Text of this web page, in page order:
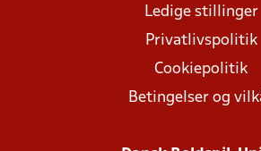
Ledige stillinger
Privatlivspolitik
Cookiepolitik
Betingelser og